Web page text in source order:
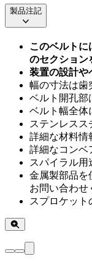
製品注記
このベルトに
のセクション
装置の設計や
幅の寸法は歯
ベルト開孔部
ベルト幅全体
ステンレスス
詳細な材料情
詳細なコンベ
スパイラル用
金属製部品を
お問い合わせ
スプロケット